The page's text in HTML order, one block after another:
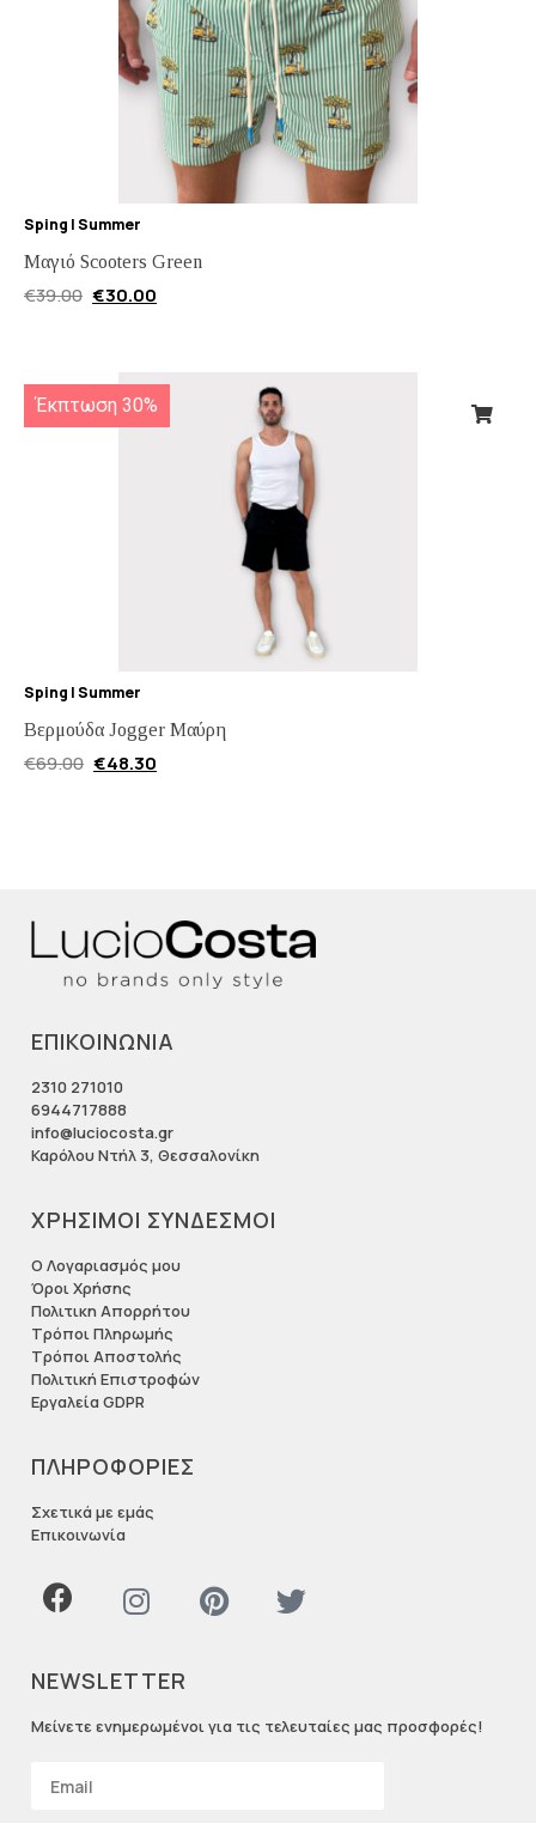
Sping | Summer
Μαγιό Scooters Green
€39.00 €30.00
Έκπτωση 30%
Sping | Summer
Βερμούδα Jogger Μαύρη
€69.00 €48.30
ΕΠΙΚΟΙΝΩΝΙΑ
2310 271010
6944717888
info@luciocosta.gr
Καρόλου Ντήλ 3, Θεσσαλονίκη
ΧΡΗΣΙΜΟΙ ΣΥΝΔΕΣΜΟΙ
Ο Λογαριασμός μου
Όροι Χρήσης
Πολιτικη Απορρήτου
Τρόποι Πληρωμής
Τρόποι Αποστολής
Πολιτική Επιστροφών
Εργαλεία GDPR
ΠΛΗΡΟΦΟΡΙΕΣ
Σχετικά με εμάς
Επικοινωνία
NEWSLETTER
Μείνετε ενημερωμένοι για τις τελευταίες μας προσφορές!